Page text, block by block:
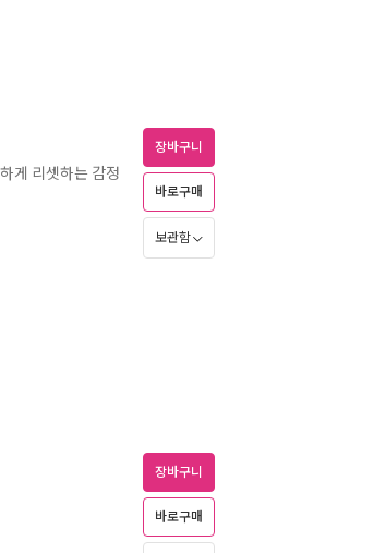
게 리셋하는 감정
장바구니
바로구매
보관함
장바구니
바로구매